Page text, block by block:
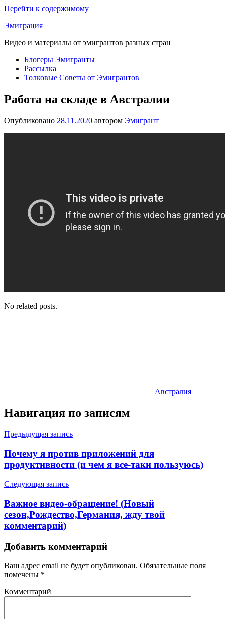
Перейти к содержимому
Эмиграция
Видео и материалы от эмигрантов разных стран
Блогеры Эмигранты
Рассылка
Толковые Советы от Эмигрантов
Работа на складе в Австралии
Опубликовано 28.11.2020 автором Эмигрант
No related posts.
Австралия
Навигация по записям
Предыдущая запись
Почему я против приложений для
продуктивности (и чем я все-таки пользуюсь)
Следующая запись
Важное видео-обращение! (Новый
сезон,Рождество,Германия, жду твой
комментарий)
Добавить комментарий
Ваш адрес email не будет опубликован. Обязательные поля
помечены *
Комментарий